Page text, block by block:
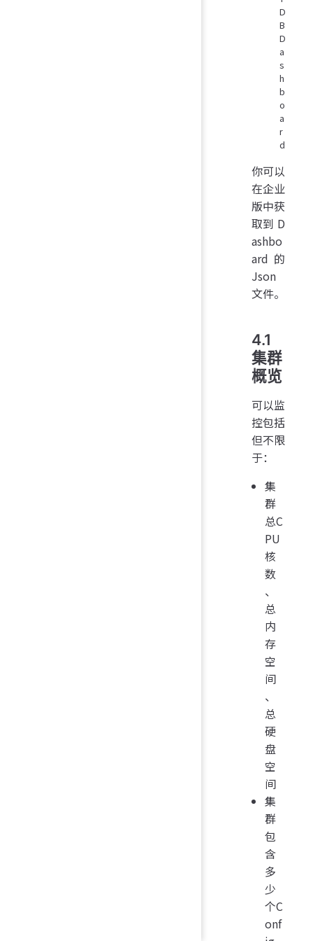
D
B
D
a
s
h
b
o
a
r
d
你可以
在企业
版中获
取到 D
ashbo
ard 的
Json
文件。
4.1
集群
概览
可以监
控包括
但不限
于：
集
群
总C
PU
核
数
、
总
内
存
空
间
、
总
硬
盘
空
间
集
群
包
含
多
少
个C
onf